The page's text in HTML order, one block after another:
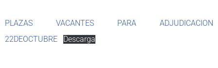
PLAZAS VACANTES PARA ADJUDICACION
22DEOCTUBRE
Descarga